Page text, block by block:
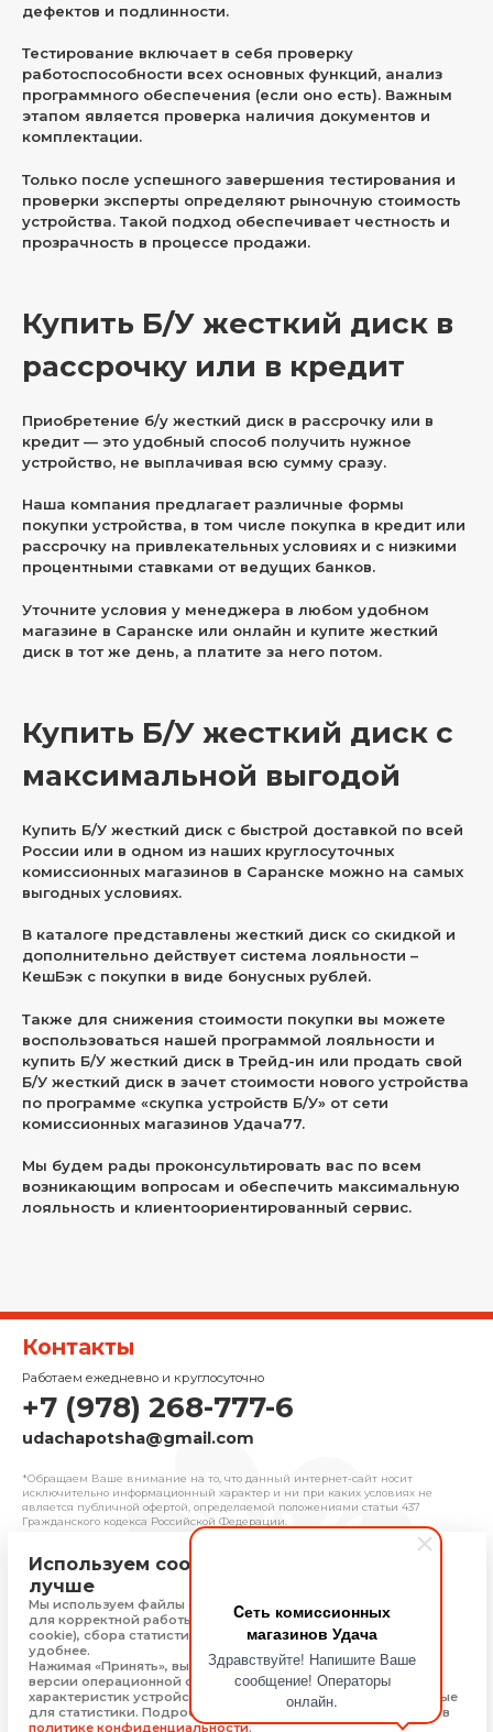
Cеть комиссионных
магазинов Удача
Здравствуйте! Напишите Ваше
сообщение! Операторы
онлайн.
дефектов и подлинности.
Тестирование включает в себя проверку
работоспособности всех основных функций, анализ
программного обеспечения (если оно есть). Важным
этапом является проверка наличия документов и
комплектации.
Только после успешного завершения тестирования и
проверки эксперты определяют рыночную стоимость
устройства. Такой подход обеспечивает честность и
прозрачность в процессе продажи.
Купить Б/У жесткий диск в
рассрочку или в кредит
Приобретение б/у жесткий диск в рассрочку или в
кредит — это удобный способ получить нужное
устройство, не выплачивая всю сумму сразу.
Наша компания предлагает различные формы
покупки устройства, в том числе покупка в кредит или
рассрочку на привлекательных условиях и с низкими
процентными ставками от ведущих банков.
Уточните условия у менеджера в любом удобном
магазине в Саранске или онлайн и купите жесткий
диск в тот же день, а платите за него потом.
Купить Б/У жесткий диск с
максимальной выгодой
Купить Б/У жесткий диск с быстрой доставкой по всей
России или в одном из наших круглосуточных
комиссионных магазинов в Саранске можно на самых
выгодных условиях.
В каталоге представлены жесткий диск со скидкой и
дополнительно действует система лояльности –
КешБэк с покупки в виде бонусных рублей.
Также для снижения стоимости покупки вы можете
воспользоваться нашей программой лояльности и
купить Б/У жесткий диск в Трейд-ин или продать свой
Б/У жесткий диск в зачет стоимости нового устройства
по программе «скупка устройств Б/У» от сети
комиссионных магазинов Удача77.
Мы будем рады проконсультировать вас по всем
возникающим вопросам и обеспечить максимальную
лояльность и клиентоориентированный сервис.
Контакты
Работаем ежедневно и круглосуточно
+7 (978) 268-777-6
udachapotsha@gmail.com
*Обращаем Ваше внимание на то, что данный интернет-сайт носит
исключительно информационный характер и ни при каких условиях не
является публичной офертой, определяемой положениями cтатьи 437
Гражданского кодекса Российской Федерации.
© 2025 «Удача» | Франчайзинговая сеть
Политика конфиденциальности
Присоединяйтесь
Скачать приложение
Используем cookie, чтобы сайт работал
лучше
Мы используем файлы cookie, Яндекс Метрику и 1С-Битрикс
для корректной работы сайта (технически необходимые
cookie), сбора статистики, чтобы сайт работал быстрее и
удобнее.
Нажимая «Принять», вы соглашаетесь на обработку: типа,
версии операционной системы и браузера, технических
характеристик устройства, технические данные, необходимые
для статистики. Подробную информацию Вы можете найти в
политике конфиденциальности.